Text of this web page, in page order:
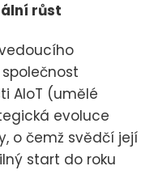
růst
AIoT (umělé
evoluce
o čemž svědčí její
start do roku